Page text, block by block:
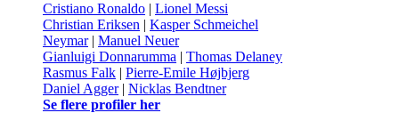
Cristiano Ronaldo | Lionel Messi
Christian Eriksen | Kasper Schmeichel
Neymar| Manuel Neuer
Gianluigi Donnarumma | Thomas Delaney
Rasmus Falk | Pierre-Emile Højbjerg
Daniel Agger| Nicklas Bendtner
Se flere profiler her